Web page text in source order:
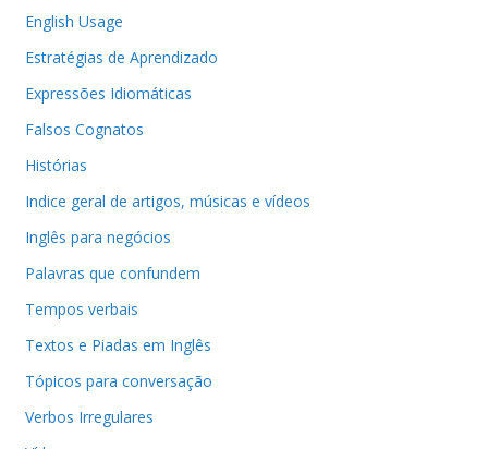
English Usage
Estratégias de Aprendizado
Expressões Idiomáticas
Falsos Cognatos
Histórias
Indice geral de artigos, músicas e vídeos
Inglês para negócios
Palavras que confundem
Tempos verbais
Textos e Piadas em Inglês
Tópicos para conversação
Verbos Irregulares